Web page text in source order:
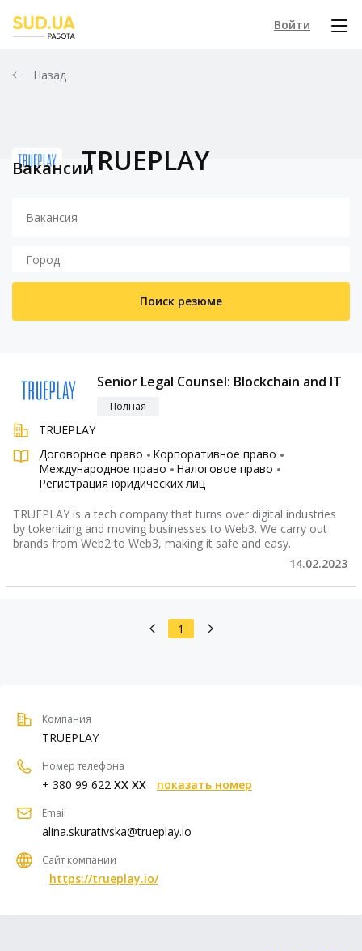
Войти
Назад
TRUEPLAY
Вакансии
Поиск резюме
Senior Legal Counsel: Blockchain and IT
Полная
TRUEPLAY
Договорное право
Корпоративное право
Международное право
Налоговое право
Регистрация юридических лиц
TRUEPLAY is a tech company that turns over digital industries
by tokenizing and moving businesses to Web3. We carry out
brands from Web2 to Web3, making it safe and easy.
14.02.2023
1
Компания
TRUEPLAY
Номер телефона
+ 380 99 622 XX XX показать номер
Email
alina.skurativska@trueplay.io
Сайт компании
https://trueplay.io/